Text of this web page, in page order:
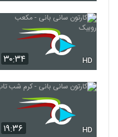
۳۰:۳۴ HD
۱۹:۳۶ HD